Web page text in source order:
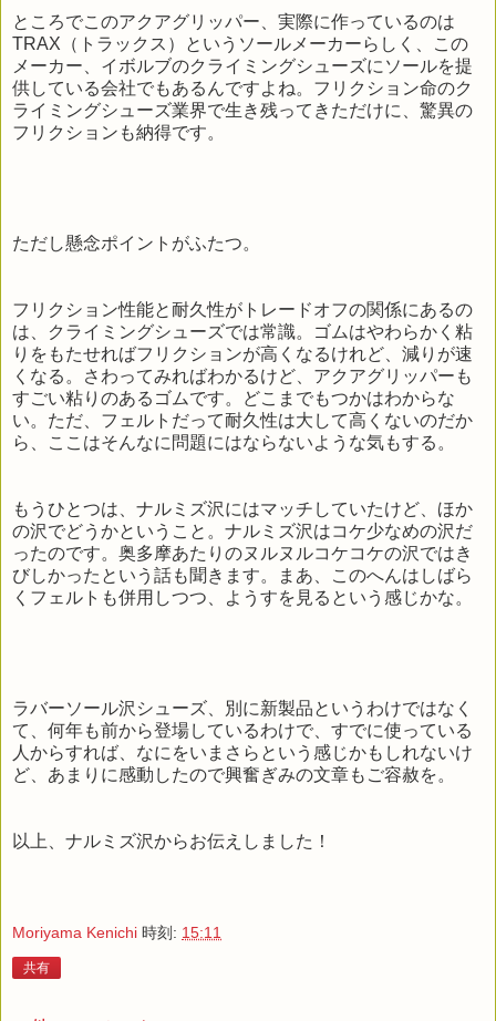
ところでこのアクアグリッパー、実際に作っているのは
TRAX（トラックス）というソールメーカーらしく、この
メーカー、イボルブのクライミングシューズにソールを提
供している会社でもあるんですよね。フリクション命のク
ライミングシューズ業界で生き残ってきただけに、驚異の
フリクションも納得です。
ただし懸念ポイントがふたつ。
フリクション性能と耐久性がトレードオフの関係にあるの
は、クライミングシューズでは常識。ゴムはやわらかく粘
りをもたせればフリクションが高くなるけれど、減りが速
くなる。さわってみればわかるけど、アクアグリッパーも
すごい粘りのあるゴムです。どこまでもつかはわからな
い。ただ、フェルトだって耐久性は大して高くないのだか
ら、ここはそんなに問題にはならないような気もする。
もうひとつは、ナルミズ沢にはマッチしていたけど、ほか
の沢でどうかということ。ナルミズ沢はコケ少なめの沢だ
ったのです。奥多摩あたりのヌルヌルコケコケの沢ではき
びしかったという話も聞きます。まあ、このへんはしばら
くフェルトも併用しつつ、ようすを見るという感じかな。
ラバーソール沢シューズ、別に新製品というわけではなく
て、何年も前から登場しているわけで、すでに使っている
人からすれば、なにをいまさらという感じかもしれないけ
ど、あまりに感動したので興奮ぎみの文章もご容赦を。
以上、ナルミズ沢からお伝えしました！
Moriyama Kenichi 時刻: 15:11
共有